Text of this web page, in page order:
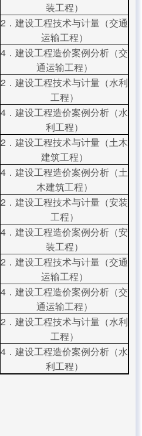
装工程）
2．建设工程技术与计量（交通
运输工程）
4．建设工程造价案例分析（交
通运输工程）
2．建设工程技术与计量（水利
工程）
4．建设工程造价案例分析（水
利工程）
2．建设工程技术与计量（土木
建筑工程）
4．建设工程造价案例分析（土
木建筑工程）
2．建设工程技术与计量（安装
工程）
4．建设工程造价案例分析（安
装工程）
2．建设工程技术与计量（交通
运输工程）
4．建设工程造价案例分析（交
通运输工程）
2．建设工程技术与计量（水利
工程）
4．建设工程造价案例分析（水
利工程）